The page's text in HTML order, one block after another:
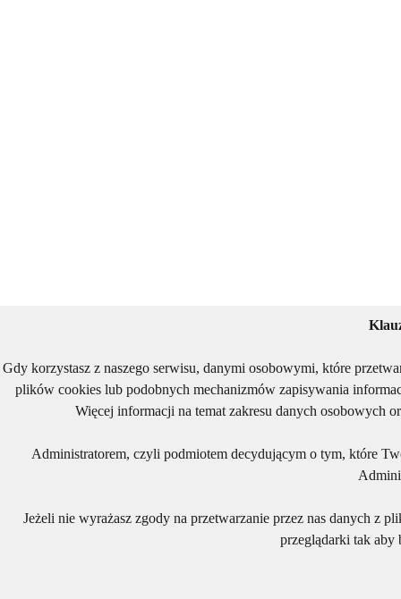
Gdy korzystasz z naszego serwisu, danymi osobowymi, które
plików cookies lub podobnych mechanizmów zapisywania
Więcej informacji na temat zakresu danych osobowych
Administratorem, czyli podmiotem decydującym o tym, które
Jeżeli nie wyrażasz zgody na przetwarzanie przez nas danych z
przeglądarki tak aby